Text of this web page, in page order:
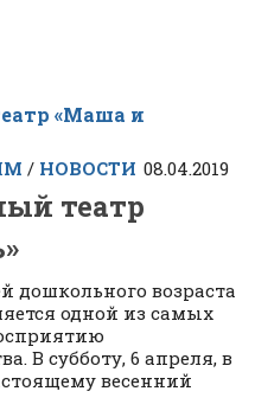
/ НОВОСТИ 08.04.2019
театр
дошкольного возраста
одной из самых
В субботу, 6 апреля, в
весенний